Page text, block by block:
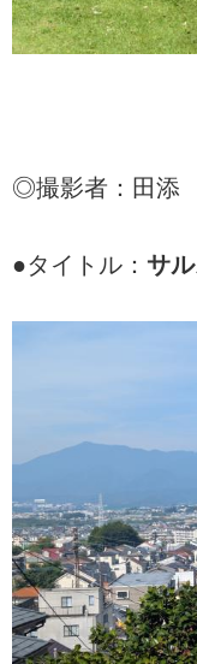
◎撮影者：田添
●タイトル： サ